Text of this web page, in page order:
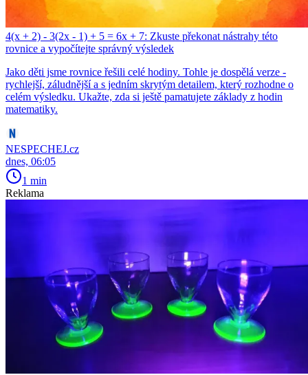
4(x + 2) - 3(2x - 1) + 5 = 6x + 7: Zkuste překonat nástrahy této
rovnice a vypočítejte správný výsledek
Jako děti jsme rovnice řešili celé hodiny. Tohle je dospělá verze -
rychlejší, záludnější a s jedním skrytým detailem, který rozhodne o
celém výsledku. Ukažte, zda si ještě pamatujete základy z hodin
matematiky.
NESPECHEJ.cz
dnes, 06:05
1 min
Reklama